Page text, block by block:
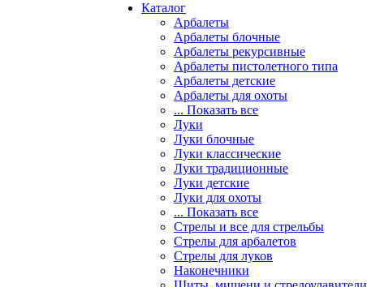
Каталог
Арбалеты
Арбалеты блочные
Арбалеты рекурсивные
Арбалеты пистолетного типа
Арбалеты детские
Арбалеты для охоты
... Показать все
Луки
Луки блочные
Луки классические
Луки традиционные
Луки детские
Луки для охоты
... Показать все
Стрелы и все для стрельбы
Стрелы для арбалетов
Стрелы для луков
Наконечники